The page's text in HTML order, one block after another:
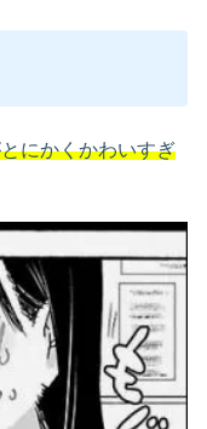
とにかくかわいすぎ